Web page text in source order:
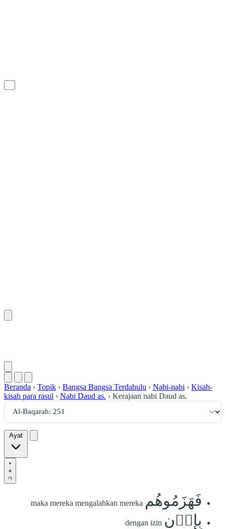
Beranda › Topik › Bangsa Bangsa Terdahulu › Nabi-nabi › Kisah-
kisah para rasul › Nabi Daud as. › Kerajaan nabi Daud as.
Ayat
فَهَزَمُوهُم maka mereka mengalahkan mereka
بِإِذۡنِ dengan izin